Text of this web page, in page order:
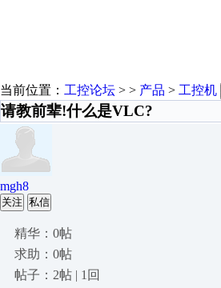
当前位置： 工控论坛 > > 产品 > 工控机
请教前辈!什么是VLC?
mgh8
关注 私信
精华：0帖
求助：0帖
帖子：2帖 | 1回